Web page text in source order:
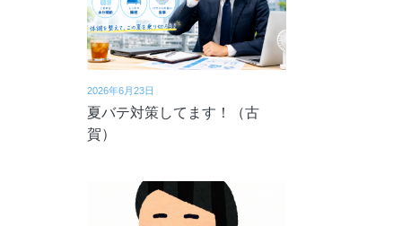
2026年6月23日
夏バテ対策してます！（古
賀）